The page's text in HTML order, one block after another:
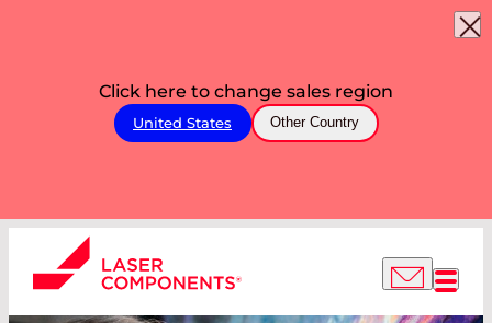
Click here to change sales region
United States Other Country